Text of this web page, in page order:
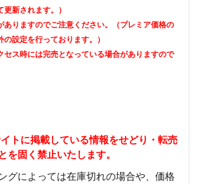
新されます。）
りますのでご注意ください。（プレミア価格の
設定を行っております。）
ス時には完売となっている場合がありますので
トに掲載している情報をせどり・転売
を固く禁止いたします。
グによっては在庫切れの場合や、価格